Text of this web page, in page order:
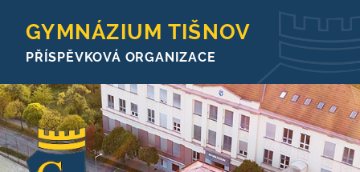
GYMNÁZIUM TIŠNOV
PŘÍSPĚVKOVÁ ORGANIZACE